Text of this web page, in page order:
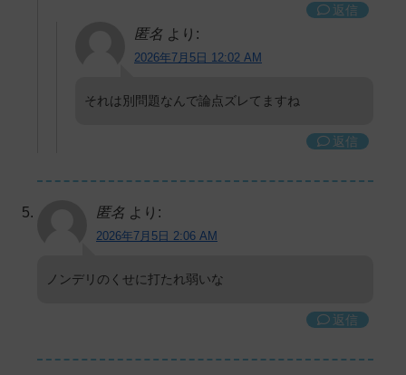
返信
匿名 より:
2026年7月5日 12:02 AM
それは別問題なんで論点ズレてますね
返信
匿名 より:
2026年7月5日 2:06 AM
ノンデリのくせに打たれ弱いな
返信